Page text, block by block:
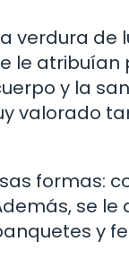
verdura de
le
y la
valorado
formas:
se le
y